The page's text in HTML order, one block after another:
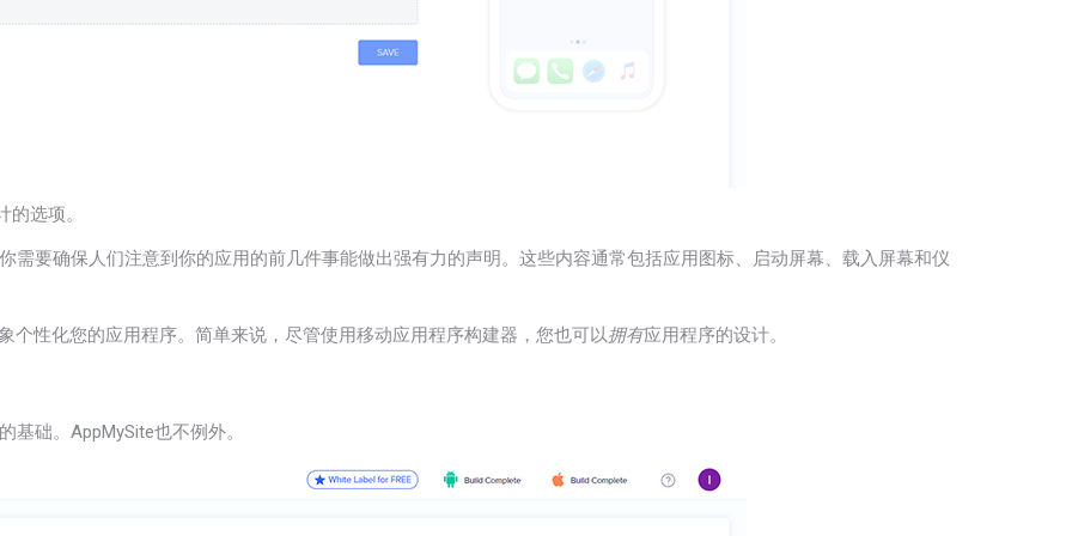
选项。
需要确保人们注意到你的应用的前几件事能做出强有力的声明。这些内容通常包括应用图标、启动屏幕、载入屏幕和仪
个性化您的应用程序。简单来说，尽管使用移动应用程序构建器，您也可以拥有应用程序的设计。
础。AppMySite也不例外。